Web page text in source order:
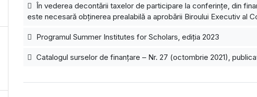
În vederea decontării taxelor de participare la conferințe, din
este necesară obținerea prealabilă a aprobării Biroului Executiv al
Programul Summer Institutes for Scholars, ediția 2023
Catalogul surselor de finanțare – Nr. 27 (octombrie 2021),